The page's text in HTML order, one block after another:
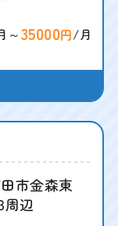
～35000円/月
市金森東
辺